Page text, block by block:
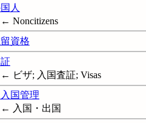
人
← Noncitizens
資格
← ビザ; 入国査証; Visas
国管理
← 入国・出国